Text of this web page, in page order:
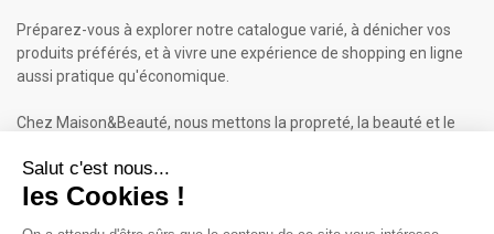
Préparez-vous à explorer notre catalogue varié, à dénicher vos
produits préférés, et à vivre une expérience de shopping en ligne
aussi pratique qu'économique.
Chez Maison&Beauté, nous mettons la propreté, la beauté et le
Maison & Beauté : Informations
À propos de nous